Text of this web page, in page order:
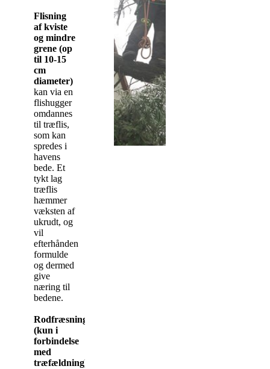
Flisning
af kviste
og mindre
grene (op
til 10-15
cm
diameter)
kan via en
flishugger
omdannes
til træflis,
som kan
spredes i
havens
bede. Et
tykt lag
træflis
hæmmer
væksten af
ukrudt, og
vil
efterhånden
formulde
og dermed
give
næring til
bedene.
Rodfræsning
(kun i
forbindelse
med
træfældning)